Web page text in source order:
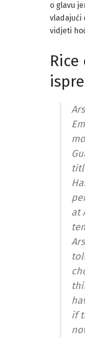
o glavu
vladajući
vidjeti
at
if